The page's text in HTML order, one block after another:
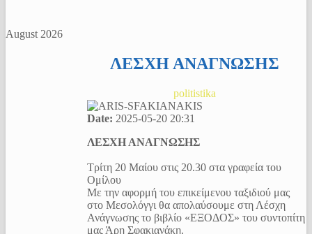
ΛΕΣΧΗ ΑΝΑΓΝΩΣΗΣ
politistika
Date: 2025-05-20 20:31
ΛΕΣΧΗ ΑΝΑΓΝΩΣΗΣ
Τρίτη 20 Μαίου στις 20.30 στα γραφεία του
Ομίλου
Με την αφορμή του επικείμενου ταξιδιού μας
στο Μεσολόγγι θα απολαύσουμε στη Λέσχη
Ανάγνωσης το βιβλίο «ΕΞΟΔΟΣ» του συντοπίτη
μας Άρη Σφακιανάκη.
August 2026